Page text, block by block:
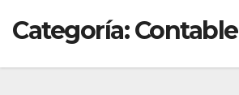
Categoría:Contable